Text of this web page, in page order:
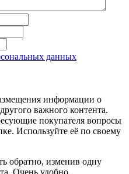
данных
информации о
важного контента.
покупателя вопросы
Используйте её по своему
обратно, изменив одну
Очень удобно.